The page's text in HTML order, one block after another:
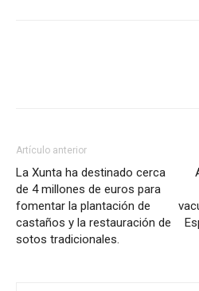
Artículo anterior
La Xunta ha destinado cerca
de 4 millones de euros para
fomentar la plantación de
castaños y la restauración de
sotos tradicionales.